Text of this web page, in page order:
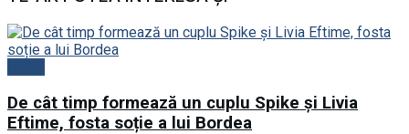
De cât timp formează un cuplu Spike și Livia
Eftime, fosta soție a lui Bordea